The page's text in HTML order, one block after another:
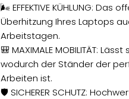
🌬️ EFFEKTIVE KÜHLUNG:
Überhitzung Ihres Laptops
Arbeitstagen.
🎒 MAXIMALE MOBILITÄT:
wodurch der Ständer der
Arbeiten ist.
🛡️ SICHERER SCHUTZ: